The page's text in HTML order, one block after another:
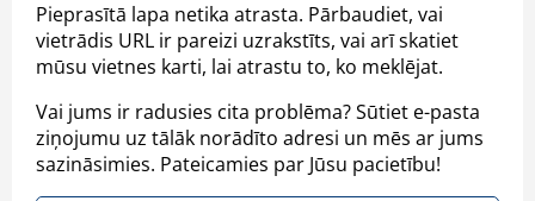
Pieprasītā lapa netika atrasta. Pārbaudiet, vai
vietrādis URL ir pareizi uzrakstīts, vai arī skatiet
mūsu vietnes karti, lai atrastu to, ko meklējat.
Vai jums ir radusies cita problēma? Sūtiet e-pasta
ziņojumu uz tālāk norādīto adresi un mēs ar jums
sazināsimies. Pateicamies par Jūsu pacietību!